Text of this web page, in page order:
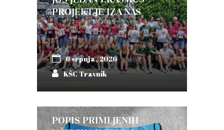
PROJEKT JE IZA NAS
6 srpnja, 2026
KŠC Travnik
POPIS PRIMLJENIH